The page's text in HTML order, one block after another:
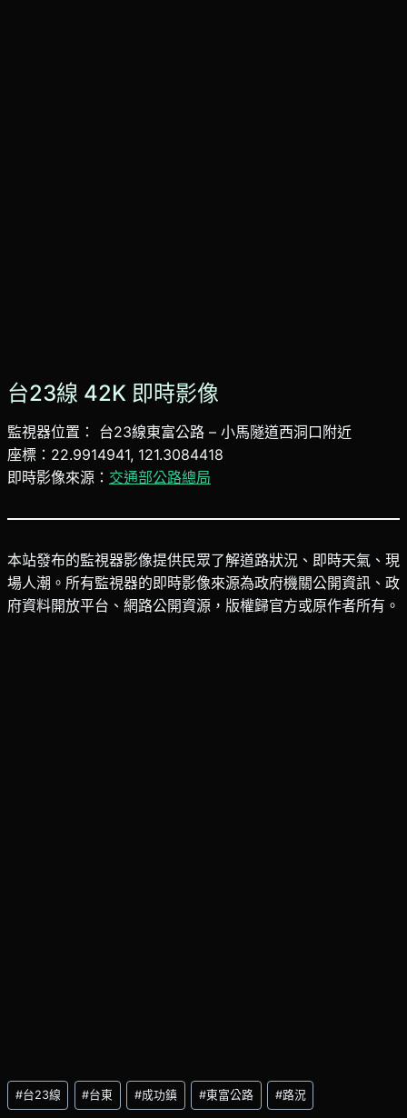
台23線 42K 即時影像
監視器位置： 台23線東富公路 – 小馬隧道西洞口附近
座標：22.9914941, 121.3084418
即時影像來源： 交通部公路總局
本站發布的監視器影像提供民眾了解道路狀況、即時天氣、現
場人潮。所有監視器的即時影像來源為政府機關公開資訊、政
府資料開放平台、網路公開資源，版權歸官方或原作者所有。
Post
Tags:
#台23線 #台東 #成功鎮 #東富公路 #路況